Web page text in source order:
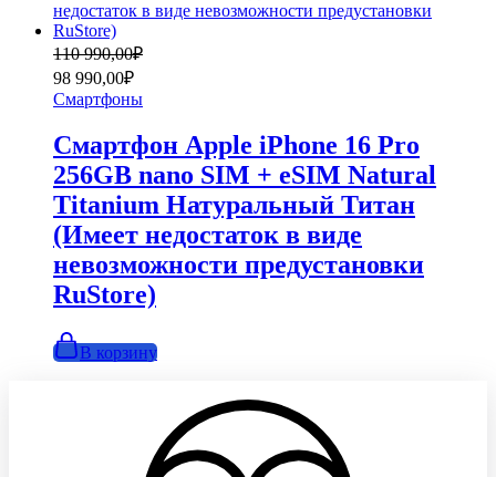
110 990,00₽
Первоначальная
цена
составляла
110
990,00₽.
98 990,00₽
Текущая
цена:
98
990,00₽.
Смартфоны
Смартфон Apple iPhone 16 Pro
256GB nano SIM + eSIM Natural
Titanium Натуральный Титан
(Имеет недостаток в виде
невозможности предустановки
RuStore)
В корзину